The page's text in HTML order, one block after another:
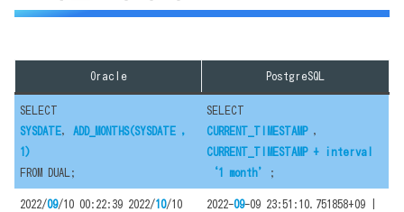
Oracle PostgreSQL
SELECT
SYSDATE, ADD_MONTHS(SYSDATE ,
1)
FROM DUAL;
SELECT
CURRENT_TIMESTAMP ,
CURRENT_TIMESTAMP + interval
‘1 month’
;
2022/09/10 00:22:39 2022/10/10
2022-09-09 23:51:10.751858+09 |